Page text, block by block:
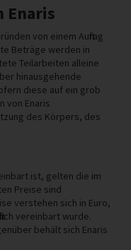
Enaris
von einem Auftrag
Beträge werden in
Teilarbeiten alleine
hinausgehende
diese auf ein grob
von Enaris
des Körpers, des
ist, gelten die im
Preise sind
verstehen sich in Euro,
vereinbart wurde.
behält sich Enaris